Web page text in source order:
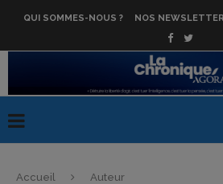
QUI SOMMES-NOUS ? NOS
Accueil Auteur